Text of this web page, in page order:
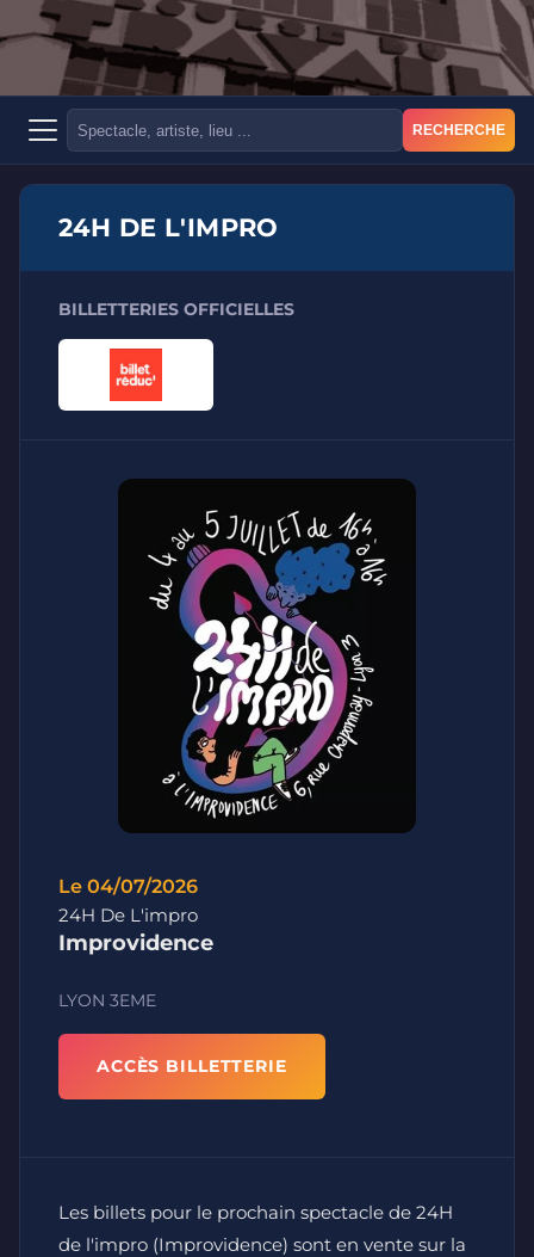
RECHERCHE
24H DE L'IMPRO
BILLETTERIES OFFICIELLES
Le 04/07/2026
24H De L'impro
Improvidence
LYON 3EME
ACCÈS BILLETTERIE
Les billets pour le prochain spectacle de 24H
de l'impro (Improvidence) sont en vente sur la